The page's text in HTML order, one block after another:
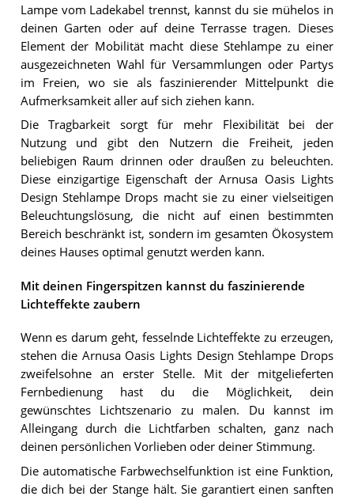
Lampe vom Ladekabel trennst, kannst du sie mühelos in
deinen Garten oder auf deine Terrasse tragen. Dieses
Element der Mobilität macht diese Stehlampe zu einer
ausgezeichneten Wahl für Versammlungen oder Partys
im Freien, wo sie als faszinierender Mittelpunkt die
Aufmerksamkeit aller auf sich ziehen kann.
Die Tragbarkeit sorgt für mehr Flexibilität bei der
Nutzung und gibt den Nutzern die Freiheit, jeden
beliebigen Raum drinnen oder draußen zu beleuchten.
Diese einzigartige Eigenschaft der Arnusa Oasis Lights
Design Stehlampe Drops macht sie zu einer vielseitigen
Beleuchtungslösung, die nicht auf einen bestimmten
Bereich beschränkt ist, sondern im gesamten Ökosystem
deines Hauses optimal genutzt werden kann.
Mit deinen Fingerspitzen kannst du faszinierende
Lichteffekte zaubern
Wenn es darum geht, fesselnde Lichteffekte zu erzeugen,
stehen die Arnusa Oasis Lights Design Stehlampe Drops
zweifelsohne an erster Stelle. Mit der mitgelieferten
Fernbedienung hast du die Möglichkeit, dein
gewünschtes Lichtszenario zu malen. Du kannst im
Alleingang durch die Lichtfarben schalten, ganz nach
deinen persönlichen Vorlieben oder deiner Stimmung.
Die automatische Farbwechselfunktion ist eine Funktion,
die dich bei der Stange hält. Sie garantiert einen sanften